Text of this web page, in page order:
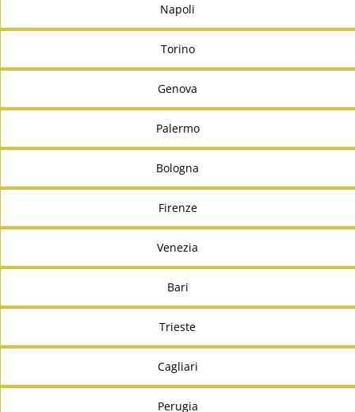
Napoli
Torino
Genova
Palermo
Bologna
Firenze
Venezia
Bari
Trieste
Cagliari
Perugia